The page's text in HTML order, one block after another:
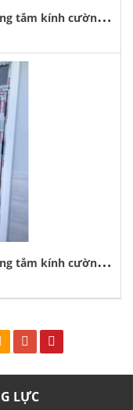
T
hi công cửa nhôm xingfa cabin phòng tắm kính cường lực rẻ tại hà đông
T
hi công cửa nhôm xingfa cabin phòng tắm kính cường lực tại hoài đức
LỰC